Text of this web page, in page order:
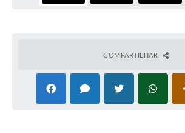
COMPARTILHAR